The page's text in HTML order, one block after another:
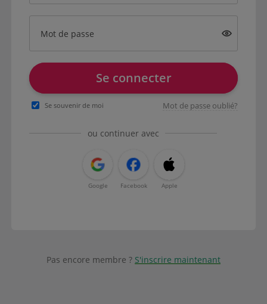
Mot de passe
Se connecter
Se souvenir de moi Mot de passe oublié?
ou continuer avec
Google Facebook Apple
Pas encore membre ? S'inscrire maintenant